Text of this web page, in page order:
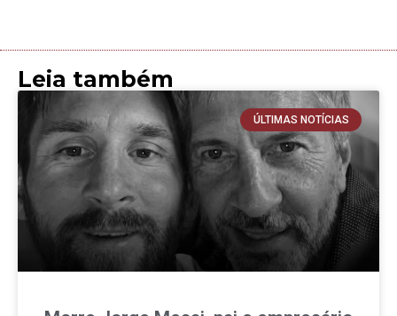
Leia também
ÚLTIMAS NOTÍCIAS